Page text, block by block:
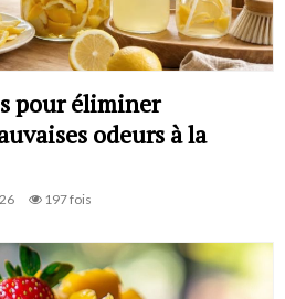
pour éliminer
odeurs à la
197 fois